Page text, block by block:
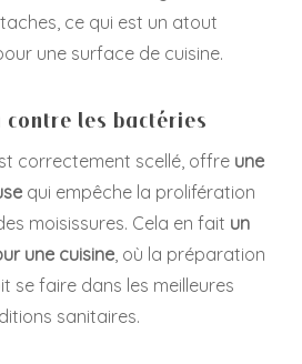
ce qui est un atout
une surface de cuisine.
contre les bactéries
correctement scellé, offre une
qui empêche la prolifération
moisissures. Cela en fait un
une cuisine , où la préparation
se faire dans les meilleures
sanitaires.